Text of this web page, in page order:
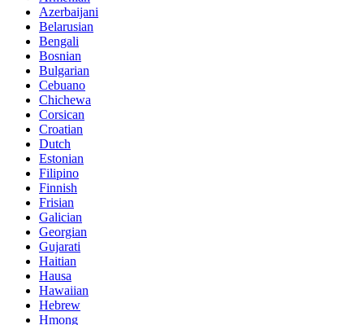
Azerbaijani
Belarusian
Bengali
Bosnian
Bulgarian
Cebuano
Chichewa
Corsican
Croatian
Dutch
Estonian
Filipino
Finnish
Frisian
Galician
Georgian
Gujarati
Haitian
Hausa
Hawaiian
Hebrew
Hmong